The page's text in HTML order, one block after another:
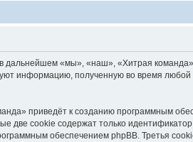
дальнейшем «мы», «наш», «Хитрая
информацию, полученную во время
приведёт к созданию программным
две cookie содержат только
обеспечением phpBB. Третья